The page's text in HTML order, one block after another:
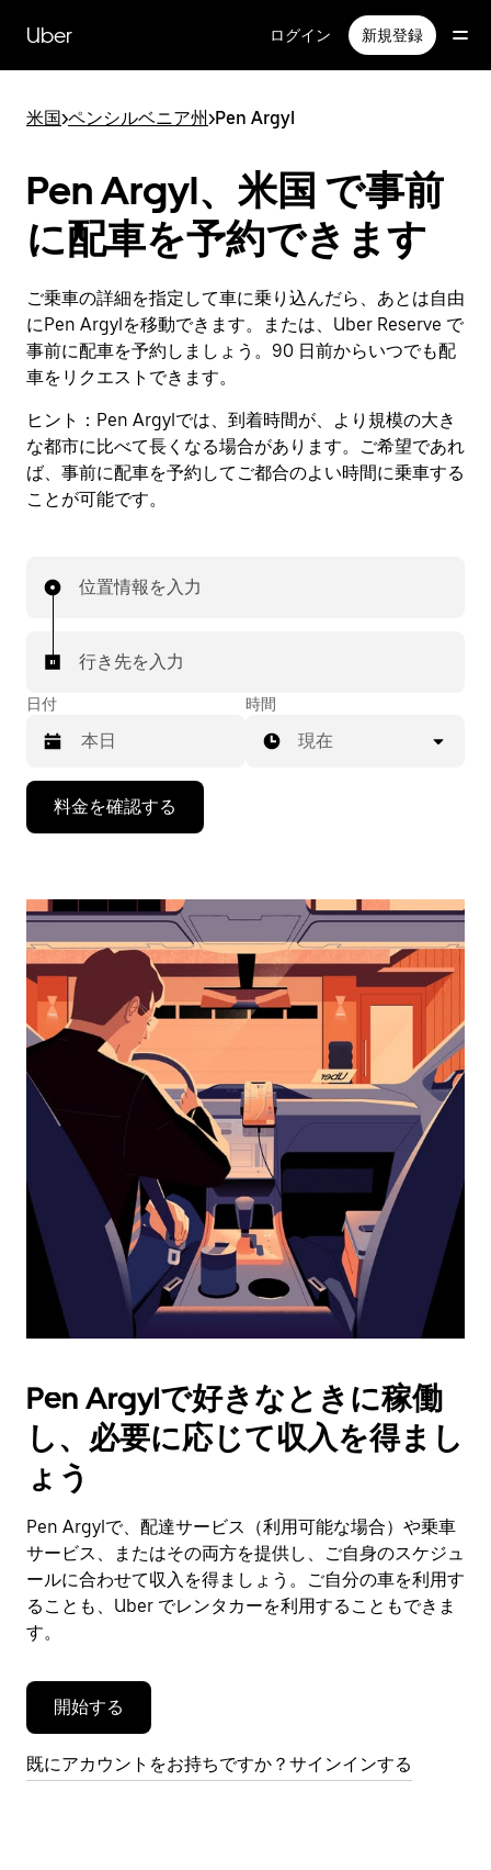
Uber ログイン 新規登録
米国>ペンシルベニア州>Pen Argyl
Pen Argyl、米国 で事前
に配車を予約できます
ご乗車の詳細を指定して車に乗り込んだら、あとは自由
にPen Argylを移動できます。または、Uber Reserve で
事前に配車を予約しましょう。90 日前からいつでも配
車をリクエストできます。
ヒント： Pen Argylでは、到着時間が、より規模の大き
な都市に比べて長くなる場合があります。ご希望であれ
ば、事前に配車を予約してご都合のよい時間に乗車する
ことが可能です。
位置情報を入力
行き先を入力
日付
で
ン
ダ
ー
を
操
作
し、
を
選
択
す。
ン
で
カ
ン
ー
を
閉
じ
ま
す。
時間
現在
料金を確認する
Pen Argylで好きなときに稼働
し、必要に応じて収入を得まし
ょう
Pen Argylで、配達サービス（利用可能な場合）や乗車
サービス、またはその両方を提供し、ご自身のスケジュ
ールに合わせて収入を得ましょう。ご自分の車を利用す
ることも、Uber でレンタカーを利用することもできま
す。
開始する
既にアカウントをお持ちですか？サインインする